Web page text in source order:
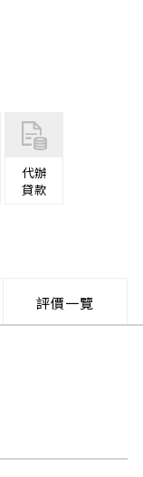
代辦
貸款
評價一覽